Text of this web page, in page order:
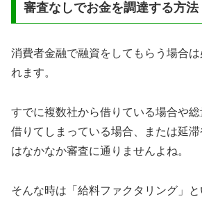
審査なしでお金を調達する方法
消費者金融で融資をしてもらう場合
れます。
すでに複数社から借りている場合や総
借りてしまっている場合、または延
はなかなか審査に通りませんよね。
そんな時は「給料ファクタリング」